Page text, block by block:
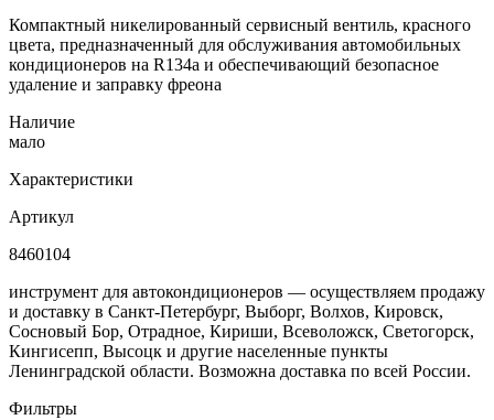
Компактный никелированный сервисный вентиль, красного
цвета, предназначенный для обслуживания автомобильных
кондиционеров на R134a и обеспечивающий безопасное
удаление и заправку фреона
Наличие
мало
Характеристики
Артикул
8460104
инструмент для автокондиционеров — осуществляем продажу
и доставку в Санкт-Петербург, Выборг, Волхов, Кировск,
Сосновый Бор, Отрадное, Кириши, Всеволожск, Светогорск,
Кингисепп, Высоцк и другие населенные пункты
Ленинградской области. Возможна доставка по всей России.
Фильтры